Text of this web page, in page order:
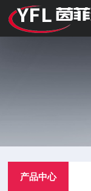
产品中心